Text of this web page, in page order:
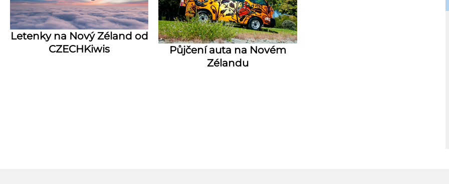
Letenky na Nový Zéland od
CZECHKiwis
Půjčení auta na Novém
Zélandu